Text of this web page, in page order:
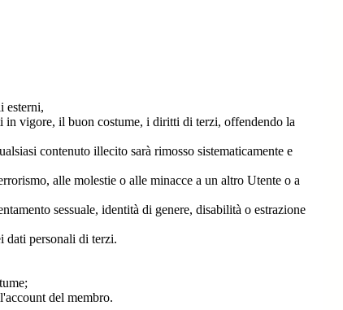
esterni,
in vigore, il buon costume, i diritti di terzi, offendendo la
contenuto illecito sarà rimosso sistematicamente e
alle molestie o alle minacce a un altro Utente o a
sessuale, identità di genere, disabilità o estrazione
dati personali di terzi.
del membro.